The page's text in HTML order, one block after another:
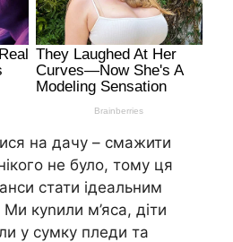
на дачу – смажити
не було, тому ця
стати ідеальним
куnили м’яса, діти
у сумку пледи та